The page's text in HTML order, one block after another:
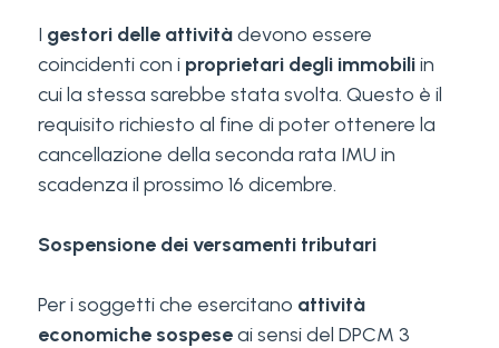
I gestori delle attivitàdevono essere
coincidenti con i proprietari degli immobiliin
cui la stessa sarebbe stata svolta. Questo è il
requisito richiesto al fine di poter ottenere la
cancellazione della seconda rata IMU in
scadenza il prossimo 16 dicembre.
Sospensione dei versamenti tributari
Per i soggetti che esercitano attività
economiche sospeseai sensi del DPCM 3